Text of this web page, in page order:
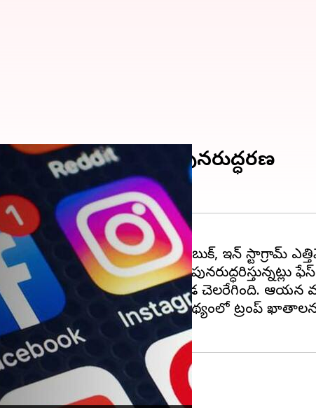
రెండేళ్ల తరువాత పునరుద్ధరణ
ప్రముఖ సామాజిక మధ్యమాలైన ఫేస్‌బుక్, ఇన్ స్టాగ్రామ్
అకౌంట్లకు యాక్సిస్‌ను పునరుద్ధరిస్తున్నట్లు
అనంతరం దేశంలో పెద్ద హింసాకాండ చెలరేగింది.
అప్పట్లో వార్తలొచ్చాయి. ఈ నేపథ్యంలో ట్రంప్